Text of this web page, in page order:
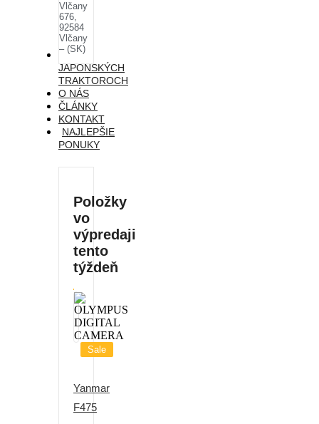
Vlčany
676,
92584
Vlčany
– (SK)
JAPONSKÝCH
TRAKTOROCH
O NÁS
ČLÁNKY
KONTAKT
NAJLEPŠIE
PONUKY
Položky
vo
výpredaji
tento
týždeň
Sale
Yanmar
F475